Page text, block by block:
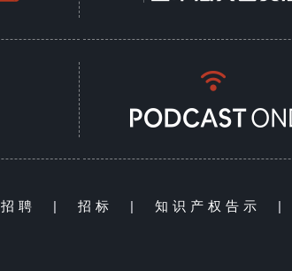
招聘 | 招标 | 知识产权告示 |